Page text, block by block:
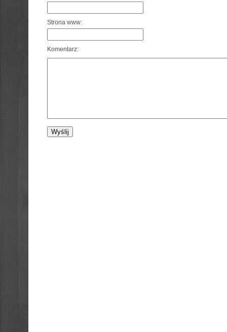
Strona www:
Komentarz: